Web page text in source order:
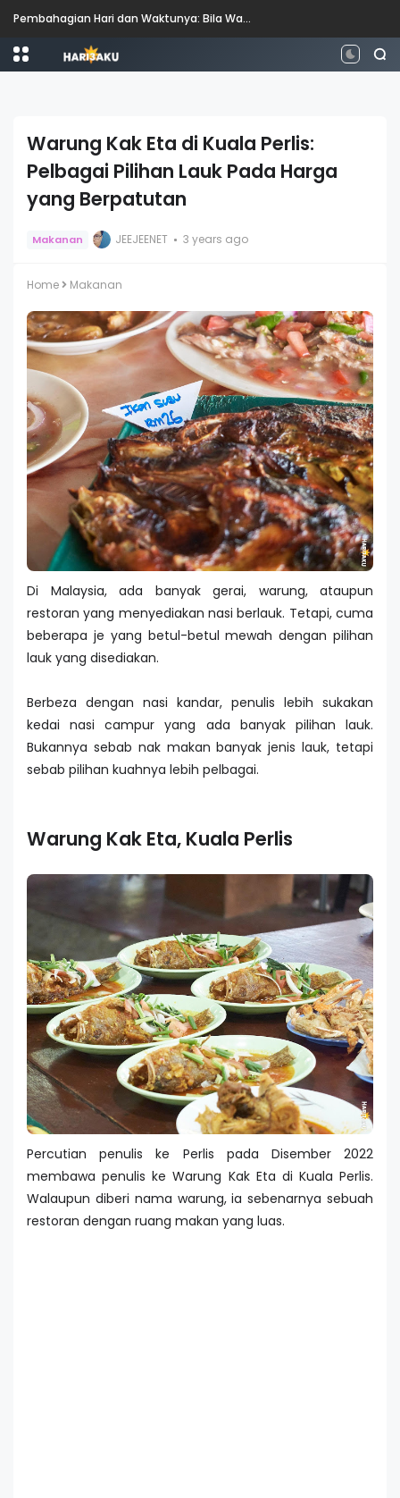
Perbezaan antara Mahasiswa, Mahasiswi, Graduan, Siswazah, Pascasiswazah, Doktor dan Pascakedoktoran
Warung Kak Eta di Kuala Perlis:
Pelbagai Pilihan Lauk Pada Harga
yang Berpatutan
Makanan JEEJEENET 3 years ago
Home Makanan
Di Malaysia, ada banyak gerai, warung, ataupun
restoran yang menyediakan nasi berlauk. Tetapi, cuma
beberapa je yang betul-betul mewah dengan pilihan
lauk yang disediakan.
Berbeza dengan nasi kandar, penulis lebih sukakan
kedai nasi campur yang ada banyak pilihan lauk.
Bukannya sebab nak makan banyak jenis lauk, tetapi
sebab pilihan kuahnya lebih pelbagai.
Warung Kak Eta, Kuala Perlis
Percutian penulis ke Perlis pada Disember 2022
membawa penulis ke Warung Kak Eta di Kuala Perlis.
Walaupun diberi nama warung, ia sebenarnya sebuah
restoran dengan ruang makan yang luas.